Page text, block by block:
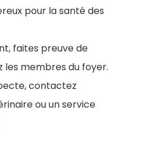
pour la santé des
faites preuve de
les membres du foyer.
contactez
ou un service